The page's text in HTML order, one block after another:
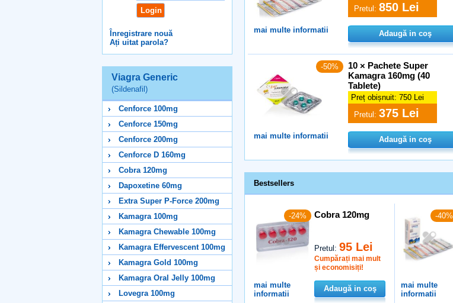
Înregistrare nouă
Ați uitat parola?
Viagra Generic
(Sildenafil)
Cenforce 100mg
Cenforce 150mg
Cenforce 200mg
Cenforce D 160mg
Cobra 120mg
Dapoxetine 60mg
Extra Super P-Force 200mg
Kamagra 100mg
Kamagra Chewable 100mg
Kamagra Effervescent 100mg
Kamagra Gold 100mg
Kamagra Oral Jelly 100mg
Lovegra 100mg
Pretul:850 Lei
mai multe informatii Adaugă in coş
-50%
10 × Pachete Super
Kamagra 160mg (40
Tablete)
Preț obișnuit:750 Lei
Pretul:375 Lei
mai multe informatii Adaugă in coş
Bestsellers
-24% Cobra 120mg
Pretul:95 Lei
Cumpărați mai mult
și economisiți!
mai multe
informatii
Adaugă in coş
-40%
mai multe
informatii